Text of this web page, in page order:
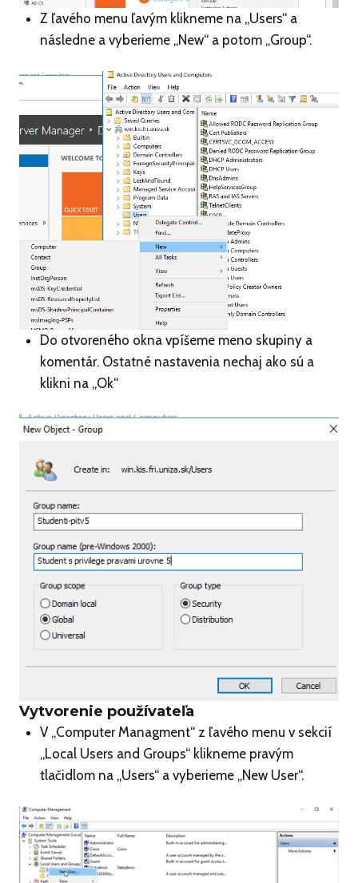
Z ľavého menu ľavým klikneme na „Users“ a
následne a vyberieme „New“ a potom „Group“.
Do otvoreného okna vpíšeme meno skupiny a
komentár. Ostatné nastavenia nechaj ako sú a
klikni na „Ok“
Vytvorenie používateľa
V „Computer Managment“ z ľavého menu v sekcií
„Local Users and Groups“ klikneme pravým
tlačidlom na „Users“ a vyberieme „New User“.